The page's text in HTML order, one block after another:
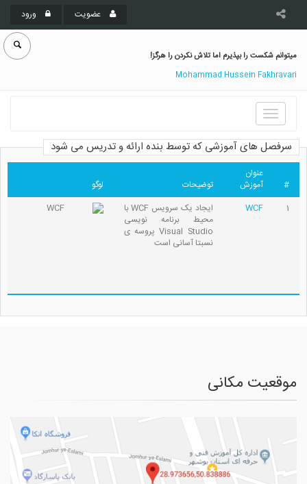
عضویت ورود
میتوانم شکست را بپذیرم اما تلاش نکردن را هرگز!
Mohammad Hussein Fakhravari
Toggle
navigation
سرفصل های آموزشی که توسط بنده ارائه و تدریس می شود
#
عنوان
آموزش
توضیحات
لوگو
1
WCF
ایجاد یک سرویس WCF با
محیط برنامه نویسی
Visual Studio پروسه ی
نسبتا آسانی است
موقعیت مکانی